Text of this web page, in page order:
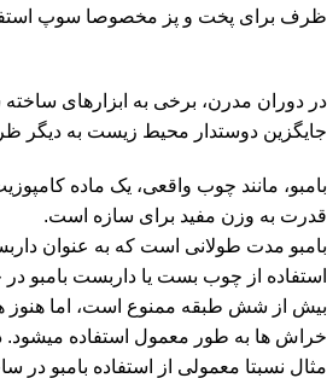
ظرف برای پخت و پز مخصوصا سوپ
در دوران مدرن، برخی به ابزارهای ساخته
جایگزین دوستدار محیط زیست به دیگر
بامبو، مانند چوب واقعی، یک ماده
قدرت به وزن مفید برای سازه است.
بامبو مدت طولانی است که به عنوان
استفاده از چوب بست یا داربست بامبو
بیش از شش طبقه ممنوع است، اما هنوز
مثال نسبتا معمولی از استفاده بامبو